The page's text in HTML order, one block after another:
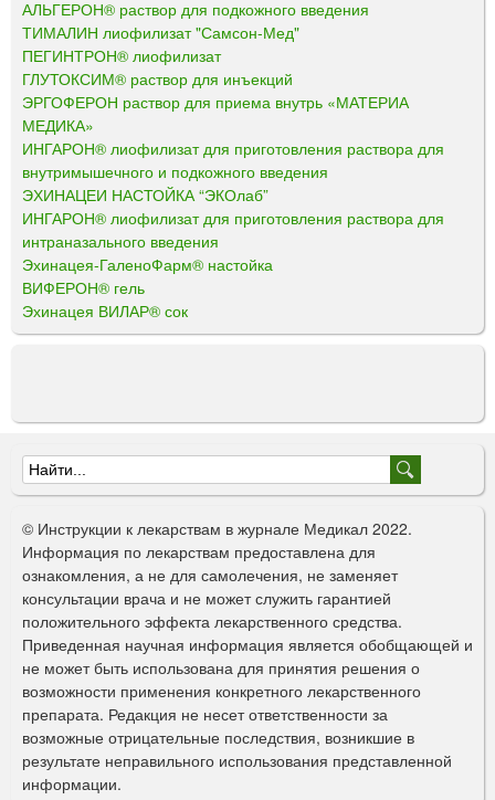
АЛЬГЕРОН® раствор для подкожного введения
ТИМАЛИН лиофилизат "Самсон-Мед"
ПЕГИНТРОН® лиофилизат
ГЛУТОКСИМ® раствор для инъекций
ЭРГОФЕРОН раствор для приема внутрь «МАТЕРИА
МЕДИКА»
ИНГАРОН® лиофилизат для приготовления раствора для
внутримышечного и подкожного введения
ЭХИНАЦЕИ НАСТОЙКА “ЭКОлаб”
ИНГАРОН® лиофилизат для приготовления раствора для
интраназального введения
Эхинацея-ГаленоФарм® настойка
ВИФЕРОН® гель
Эхинацея ВИЛАР® сок
Ф
о
р
м
а
п
о
и
с
к
© Инструкции к лекарствам в журнале Медикал 2022.
Информация по лекарствам предоставлена для
ознакомления, а не для самолечения, не заменяет
консультации врача и не может служить гарантией
положительного эффекта лекарственного средства.
Приведенная научная информация является обобщающей и
не может быть использована для принятия решения о
возможности применения конкретного лекарственного
препарата. Редакция не несет ответственности за
возможные отрицательные последствия, возникшие в
результате неправильного использования представленной
информации.